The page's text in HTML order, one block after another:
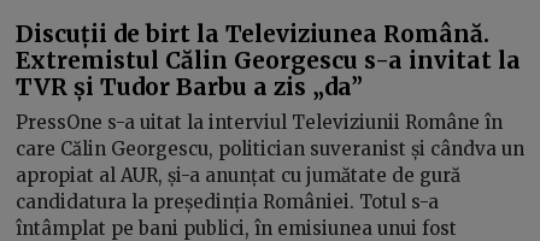
Discuții de birt la Televiziunea Română.
Extremistul Călin Georgescu s-a invitat la
TVR și Tudor Barbu a zis „da”
PressOne s-a uitat la interviul Televiziunii Române în
care Călin Georgescu, politician suveranist și cândva un
apropiat al AUR, și-a anunțat cu jumătate de gură
candidatura la președinția României. Totul s-a
întâmplat pe bani publici, în emisiunea unui fost